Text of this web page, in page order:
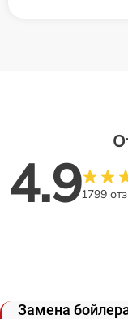
4.91799
Замена